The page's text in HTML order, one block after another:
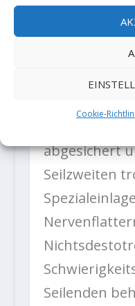
Cookie-
schliesslich
Route aufs
Abklettern
abgesichert
Seilzweiten
Seilenden